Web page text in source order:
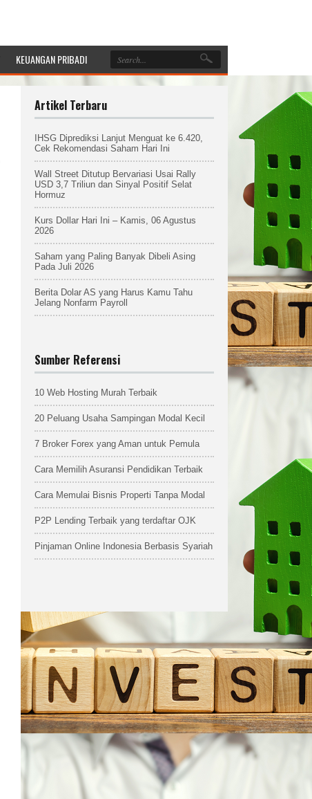
KEUANGAN PRIBADI
Artikel Terbaru
IHSG Diprediksi Lanjut Menguat ke 6.420,
Cek Rekomendasi Saham Hari Ini
Wall Street Ditutup Bervariasi Usai Rally
USD 3,7 Triliun dan Sinyal Positif Selat
Hormuz
Kurs Dollar Hari Ini – Kamis, 06 Agustus
2026
Saham yang Paling Banyak Dibeli Asing
Pada Juli 2026
Berita Dolar AS yang Harus Kamu Tahu
Jelang Nonfarm Payroll
Sumber Referensi
10 Web Hosting Murah Terbaik
20 Peluang Usaha Sampingan Modal Kecil
7 Broker Forex yang Aman untuk Pemula
Cara Memilih Asuransi Pendidikan Terbaik
Cara Memulai Bisnis Properti Tanpa Modal
P2P Lending Terbaik yang terdaftar OJK
Pinjaman Online Indonesia Berbasis Syariah